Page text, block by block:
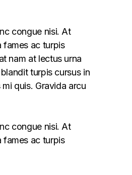
congue nisi. At
fames ac turpis
nam at lectus urna
turpis cursus in
quis. Gravida arcu
congue nisi. At
fames ac turpis